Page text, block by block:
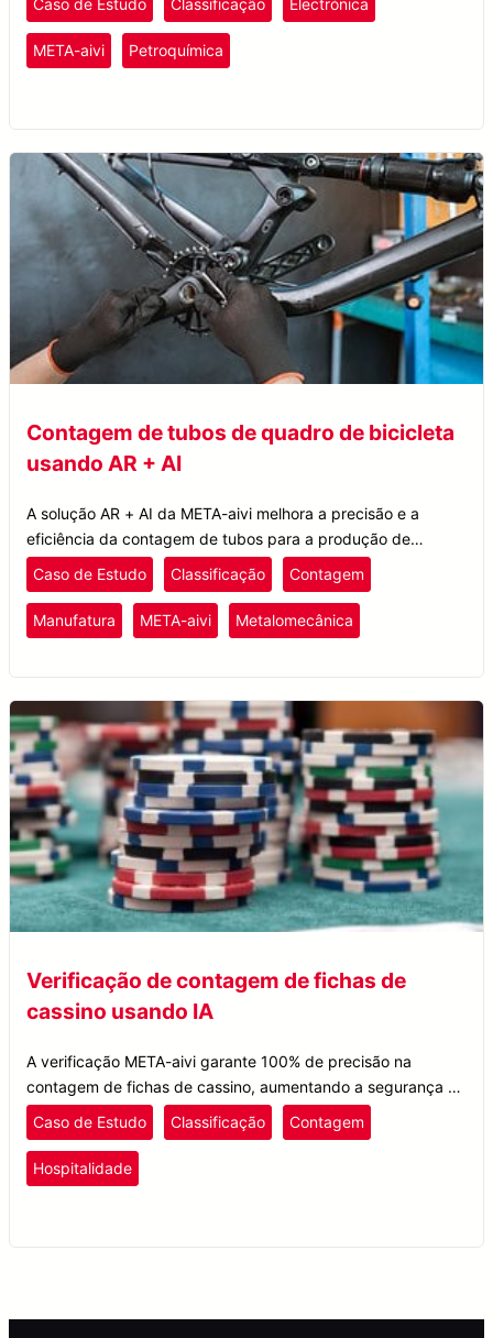
META-aivi Petroquímica
Contagem de tubos de quadro de bicicleta
usando AR + AI
A solução AR + AI da META-aivi melhora a precisão e a
eficiência da contagem de tubos para a produção de
quadros de bicicletas, reduzindo erros e aumentando a
produtividade.
Caso de Estudo Classificação Contagem
Manufatura META-aivi Metalomecânica
Verificação de contagem de fichas de
cassino usando IA
A verificação META-aivi garante 100% de precisão na
contagem de fichas de cassino, aumentando a segurança e
a eficiência do saque em um dos maiores cassinos da Ásia.
Caso de Estudo Classificação Contagem
Hospitalidade